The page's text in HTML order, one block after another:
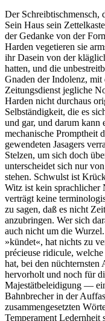
Der Schreibtischmensch,
Sein Haus sein
der Gedanke von der
Harden vegetieren sie
ihr Dasein von der
hatten, und die
Gnaden der Indolenz, mit
Zeitungsdienst jegliche
Harden nicht durchaus
Selbständigkeit, die es
und gar, und darum kann
mechanische Promptheit
gewendeten Jasagers
Stelzen, um sich doch
unterscheidet sich nur
stehen. Schwulst ist
Witz ist kein sprachlicher
verträgt keine
zu sagen, daß es nicht
anzubringen. Wer sich
auch nicht um die
»kündet«, hat nichts zu
précieuse ridicule,
hat, bei den nüchternsten
hervorholt und noch für
Majestätbeleidigung —
Bahnbrecher in der
zusammengesetzten
Temperament Ledernheit